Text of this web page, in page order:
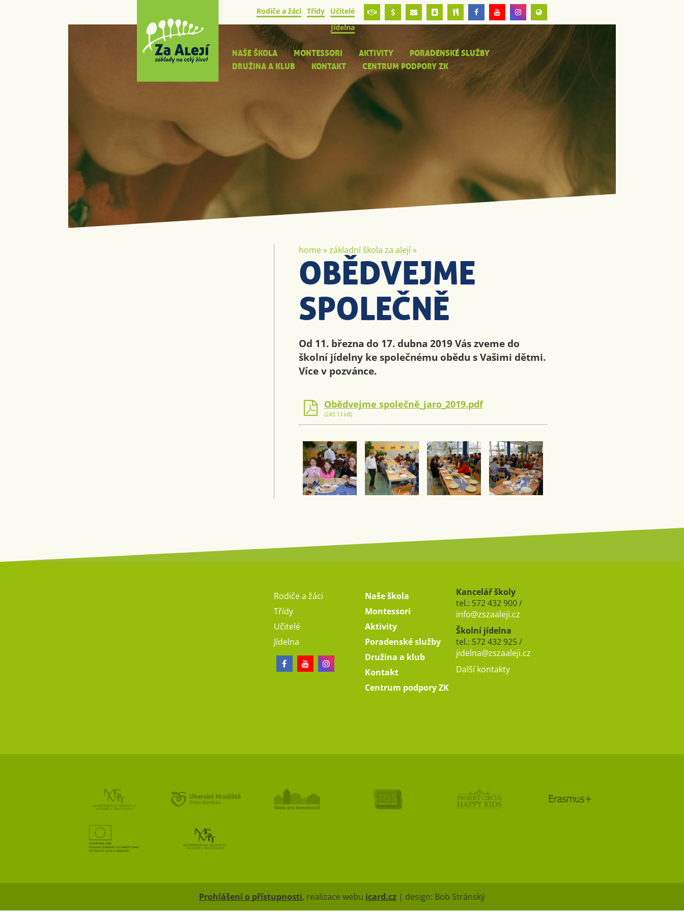
Rodiče a žáci Třídy
Učitelé
Jídelna
NAŠE ŠKOLA MONTESSORI AKTIVITY
PORADENSKÉ SLUŽBY
DRUŽINA A KLUB
KONTAKT CENTRUM PODPORY ZK
home»základní škola za alejí»
OBĚDVEJME
SPOLEČNĚ
Od 11. března do 17. dubna 2019 Vás zveme do
školní jídelny ke společnému obědu s Vašimi dětmi.
Více v pozvánce.
Obědvejme společně_jaro_2019.pdf
(243.13 kB)
Rodiče a žáci
Třídy
Učitelé
Jídelna
Naše škola
Montessori
Aktivity
Poradenské služby
Družina a klub
Kontakt
Centrum podpory ZK
Kancelář školy
tel.: 572 432 900 /
info@zszaaleji.cz
Školní jídelna
tel.: 572 432 925 /
jidelna@zszaaleji.cz
Další kontakty
Prohlášení o přístupnosti, realizace webu icard.cz | design: Bob Stránský